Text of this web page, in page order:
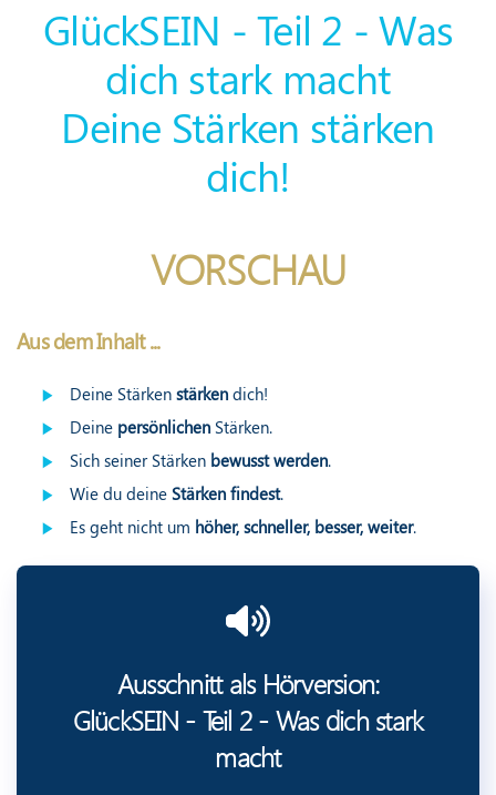
GlückSEIN - Teil 2 - Was
dich stark macht
Deine Stärken stärken
dich!
VORSCHAU
Aus dem Inhalt ...
Deine Stärken stärken dich!
Deine persönlichen Stärken.
Sich seiner Stärken bewusst werden.
Wie du deine Stärken findest.
Es geht nicht um höher, schneller, besser, weiter.
Ausschnitt als Hörversion:
GlückSEIN - Teil 2 - Was dich stark
macht